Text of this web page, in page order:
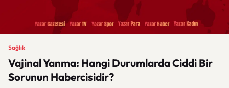
Sağlık
Vajinal Yanma: Hangi Durumlarda Ciddi Bir
Sorunun Habercisidir?